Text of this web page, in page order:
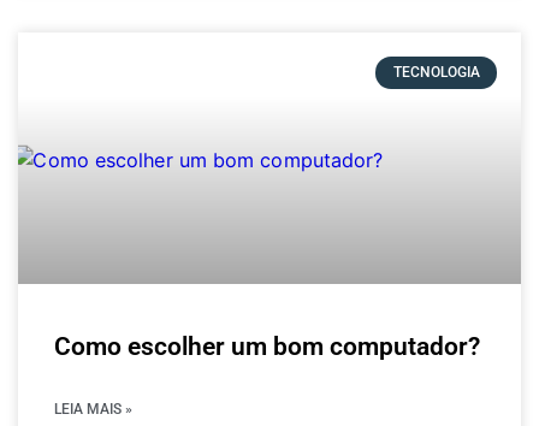
TECNOLOGIA
Como escolher um bom computador?
LEIA MAIS »